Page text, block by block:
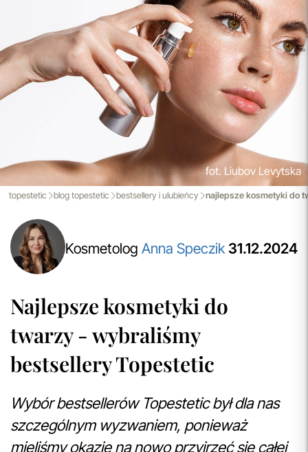
nowoczesnemu magazynowi oraz zaawansowanym
technologicznie systemom IT, zamówienia są zazwyczaj
wysyłane i dostarczane w ciągu zaledwie 24 godzin
od
momentu złożenia.
przeczytaj więcej
Spersonalizowane Próbki
Do wielu zamówień dołączamy starannie dobrane próbki
kosmetyków, dopasowane do indywidualnych potrzeb
pielęgnacyjnych. To nasz sposób, by umożliwić Ci
odkrywanie nowych produktów i doświadczanie
pielęgnacji w najlepszym wydaniu — świadomie, z troską o
Ciebie i Twoją skórę.
przeczytaj więcej
fot. Liubov Levytska
topestetic blog topestetic bestsellery i ulubieńcy najlepsze kosmetyki do
Kosmetolog Anna Speczik 31.12.2024
Najlepsze kosmetyki do
twarzy - wybraliśmy
bestsellery Topestetic
Wybór bestsellerów Topestetic był dla nas
szczególnym wyzwaniem, ponieważ
mieliśmy okazję na nowo przyjrzeć się całej